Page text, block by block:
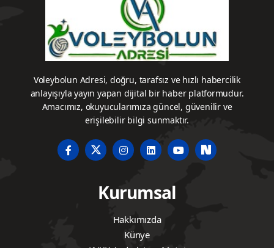
Voleybolun Adresi, doğru, tarafsız ve hızlı habercilik
anlayışıyla yayın yapan dijital bir haber platformudur.
Amacımız, okuyucularımıza güncel, güvenilir ve
erişilebilir bilgi sunmaktır.
Kurumsal
Hakkımızda
Künye